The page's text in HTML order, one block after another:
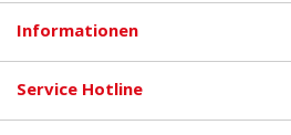
Informationen
Service Hotline